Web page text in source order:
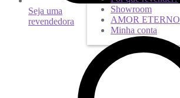
Seja uma
revendedora
Showroom
AMOR ETERNO
Minha conta